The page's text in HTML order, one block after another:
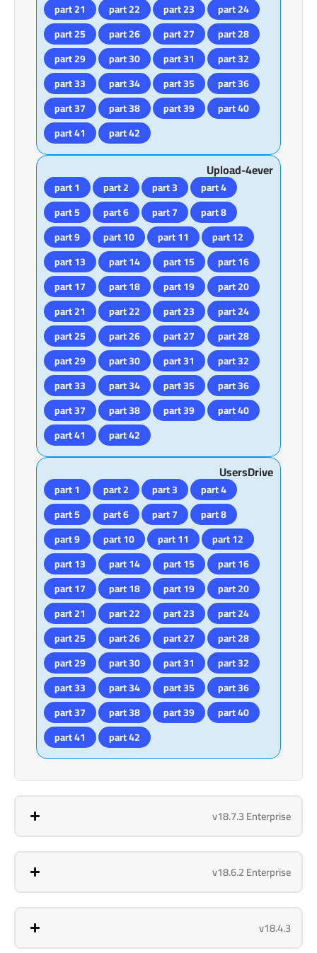
part 21 part 22 part 23
part 24
part 25
part 26 part 27
part 28
part 29
part 30 part 31
part 32
part 33
part 34 part 35
part 36
part 37
part 38 part 39
part 40
part 41
part 42
Upload-4ever
part 1 part 2 part 3
part 4
part 5
part 6 part 7
part 8
part 9
part 10 part 11
part 12
part 13
part 14 part 15
part 16
part 17
part 18 part 19
part 20
part 21
part 22 part 23
part 24
part 25
part 26 part 27
part 28
part 29
part 30 part 31
part 32
part 33
part 34 part 35
part 36
part 37
part 38 part 39
part 40
part 41
part 42
UsersDrive
part 1 part 2 part 3
part 4
part 5
part 6 part 7
part 8
part 9
part 10 part 11
part 12
part 13
part 14 part 15
part 16
part 17
part 18 part 19
part 20
part 21
part 22 part 23
part 24
part 25
part 26 part 27
part 28
part 29
part 30 part 31
part 32
part 33
part 34 part 35
part 36
part 37
part 38 part 39
part 40
part 41
part 42
v18.7.3 Enterprise
v18.6.2 Enterprise
v18.4.3